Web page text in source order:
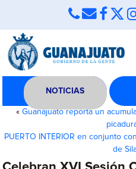
NOTICIAS
« Guanajuato reporta un
PUERTO INTERIOR en conjunto
de